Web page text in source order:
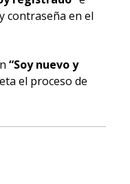
contraseña en el
“Soy nuevo y
el proceso de